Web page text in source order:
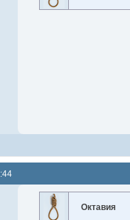
Октавия